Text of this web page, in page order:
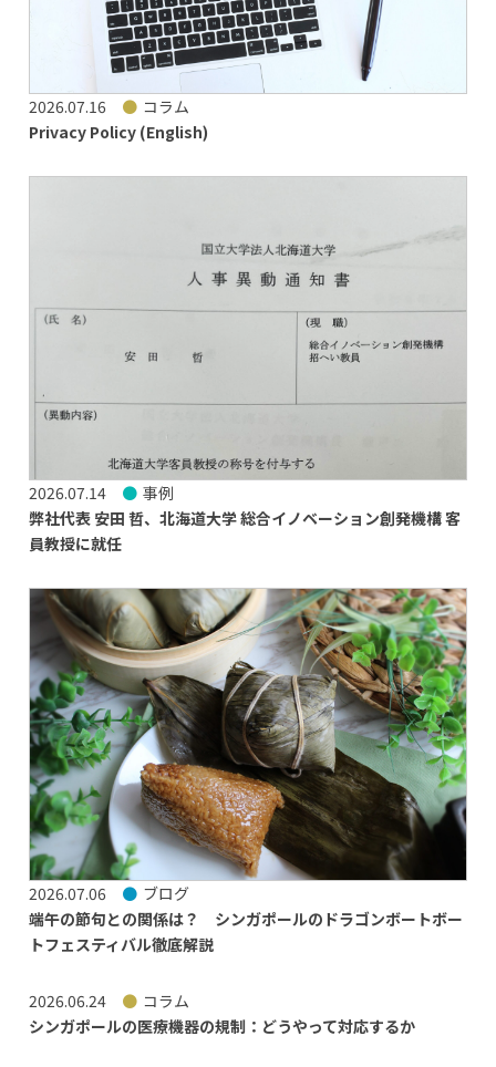
2026.07.16
コラム
Privacy Policy (English)
2026.07.14
事例
弊社代表 安田 哲、北海道大学 総合イノベーション創発機構 客
員教授に就任
2026.07.06
ブログ
端午の節句との関係は？ シンガポールのドラゴンボートボー
トフェスティバル徹底解説
2026.06.24
コラム
シンガポールの医療機器の規制：どうやって対応するか